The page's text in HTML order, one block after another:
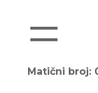
=
Matični broj: